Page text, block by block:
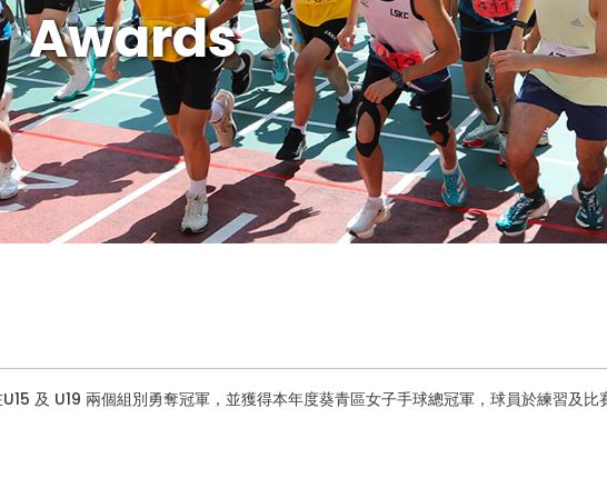
Awards
及 U19 兩個組別勇奪冠軍，並獲得本年度葵青區女子手球總冠軍，球員於練習及比